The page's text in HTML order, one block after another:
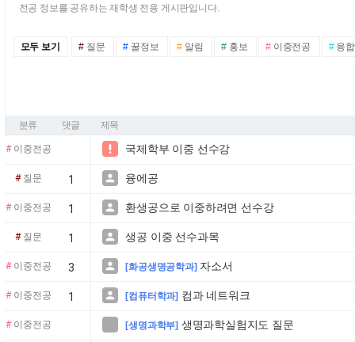
전공 정보를 공유하는 재학생 전용 게시판입니다.
모두 보기 # 질문 # 꿀정보 #알림 # 홍보 # 이중전공 #융
분류 댓글 제목
#이중전공  국제학부 이중 선수강
#질문 1  융에공
#이중전공 1  환생공으로 이중하려면 선수강
#질문 1  생공 이중 선수과목
#이중전공 3  [화공생명공학과]자소서
#이중전공 1  [컴퓨터학과]컴과 네트워크
#이중전공 [생명과학부]생명과학실험지도 질문